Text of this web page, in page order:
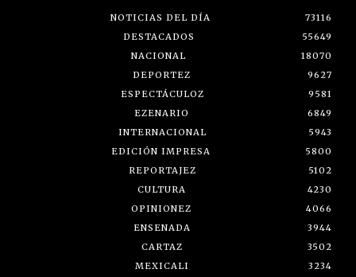
NOTICIAS DEL DÍA
73116
DESTACADOS
55649
NACIONAL
18070
DEPORTEZ
9627
ESPECTÁCULOZ
9581
EZENARIO
6849
INTERNACIONAL
5943
EDICIÓN IMPRESA
5800
REPORTAJEZ
5102
CULTURA
4230
OPINIONEZ
4066
ENSENADA
3944
CARTAZ
3502
MEXICALI
3234